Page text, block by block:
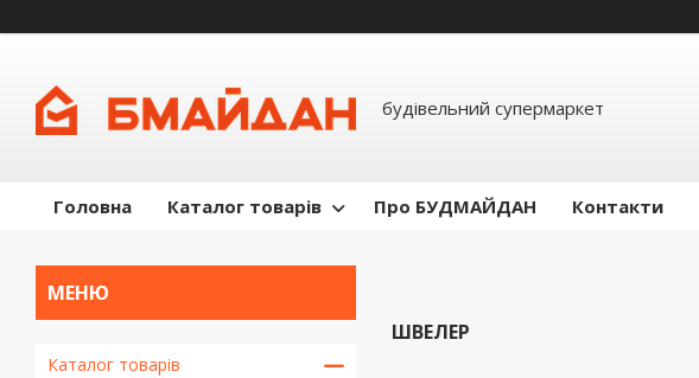
будівельний супермаркет
Головна Каталог товарів Про БУДМАЙДАН Контакти
ШВЕЛЕР
Каталог товарів